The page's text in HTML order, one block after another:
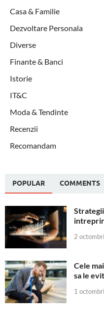
Casa & Familie
Dezvoltare Personala
Diverse
Finante & Banci
Istorie
IT&C
Moda & Tendinte
Recenzii
Recomandam
POPULAR COMMENTS
2
Cele
sa le
1